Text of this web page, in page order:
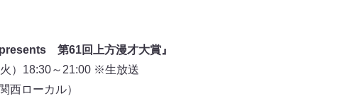
presents
第61回上方漫才大賞』
）18:30～21:00 ※生放送
西ローカル）